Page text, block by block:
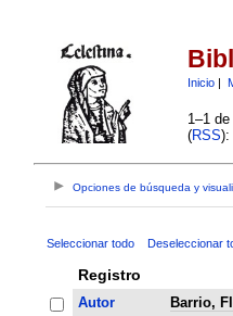
Inicio|
1–1
(RSS):
Opciones de búsqueda y
Seleccionar todo Deseleccionar
Registro
Autor
Barrio,